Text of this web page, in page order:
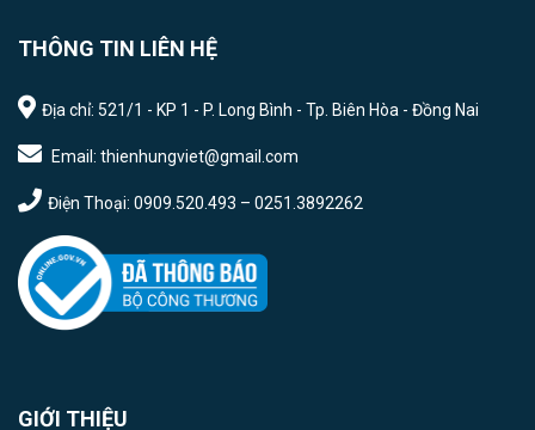
THÔNG TIN LIÊN HỆ
Địa chỉ: 521/1 - KP 1 - P. Long Bình - Tp. Biên Hòa - Đồng Nai
Email: thienhungviet@gmail.com
Điện Thoại: 0909.520.493 – 0251.3892262
GIỚI THIỆU